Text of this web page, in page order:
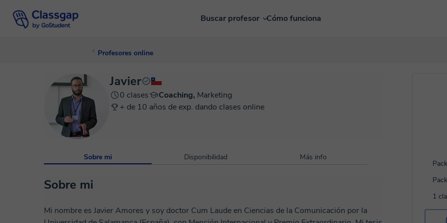
Buscar profesor Cómo funciona
Profesores online
1
Javier
0 clases Coaching, Marketing
+ de 10 años de exp. dando clases online
Sobre mi Disponibilidad Más info
Sobre mi
Mi nombre es Javier Amores y soy doctor Cum Laude en Ciencias de la Comunicación por la